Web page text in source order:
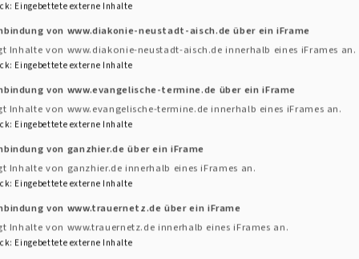
Fr., 21.6. um 19 Uhr in der Kirche Ippesheim mit
28.06. um 19:30 Uhr in der Jobstkapelle in
5.. um 19:00 Uhr in der Kirche Reichardsroth mit
12.7. um 19:00 Uhr in der Kirche Ergersheim mit
: Eingebettete externe Inhalte
von www.diakonie-neustadt-aisch.de über ein iFrame
Inhalte von www.diakonie-neustadt-aisch.de innerhalb eines iFrames an.
: Eingebettete externe Inhalte
von www.evangelische-termine.de über ein iFrame
Inhalte von www.evangelische-termine.de innerhalb eines iFrames an.
: Eingebettete externe Inhalte
von ganzhier.de über ein iFrame
Inhalte von ganzhier.de innerhalb eines iFrames an.
: Eingebettete externe Inhalte
von www.trauernetz.de über ein iFrame
Inhalte von www.trauernetz.de innerhalb eines iFrames an.
: Eingebettete externe Inhalte